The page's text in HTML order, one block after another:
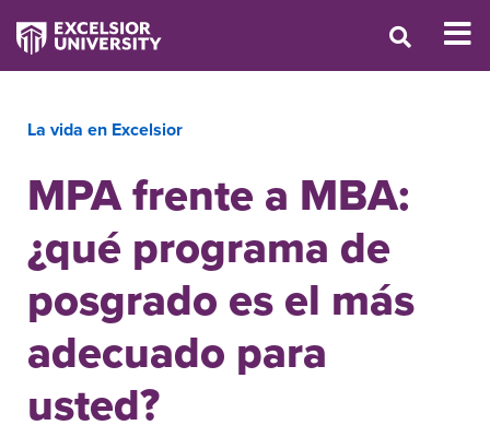
La vida en Excelsior
MPA frente a MBA:
¿qué programa de
posgrado es el más
adecuado para
usted?